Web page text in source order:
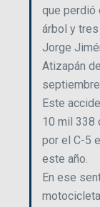
que perdió
árbol y
Jorge
Atizapán
Este
10 mil 338
por el C-5
este año.
En ese